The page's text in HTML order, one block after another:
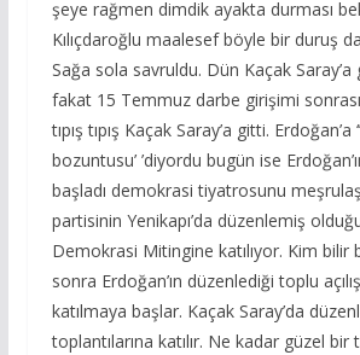
şeye rağmen dimdik ayakta durması
Kılıçdaroğlu maalesef böyle bir duruş
Sağa sola savruldu. Dün Kaçak
fakat 15 Temmuz darbe girişimi
tıpış tıpış Kaçak Saray’a gitti. Erdoğan’a
bozuntusu’ ’diyordu bugün ise
başladı demokrasi tiyatrosunu
partisinin Yenikapı’da düzenlemiş
Demokrasi Mitingine katılıyor. Kim bilir
sonra Erdoğan’ın düzenlediği toplu
katılmaya başlar. Kaçak Saray’da
toplantılarına katılır. Ne kadar güzel